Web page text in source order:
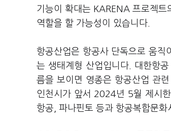
기능이 확대는 KARENA 프로젝
역할을 할 가능성이 있습니다.
항공산업은 항공사 단독으로 움
는 생태계형 산업입니다. 대한항
름을 보이면 영종은 항공산업 관
인천시가 앞서 2024년 5월 제시
항공, 파나핀토 등과 항공복합문